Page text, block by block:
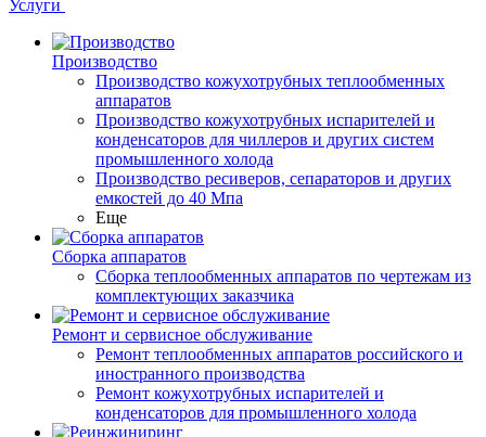
Услуги
Производство
Производство кожухотрубных теплообменных
аппаратов
Производство кожухотрубных испарителей и
конденсаторов для чиллеров и других систем
промышленного холода
Производство ресиверов, сепараторов и других
емкостей до 40 Мпа
Еще
Сборка аппаратов
Сборка теплообменных аппаратов по чертежам из
комплектующих заказчика
Ремонт и сервисное обслуживание
Ремонт теплообменных аппаратов российского и
иностранного производства
Ремонт кожухотрубных испарителей и
конденсаторов для промышленного холода